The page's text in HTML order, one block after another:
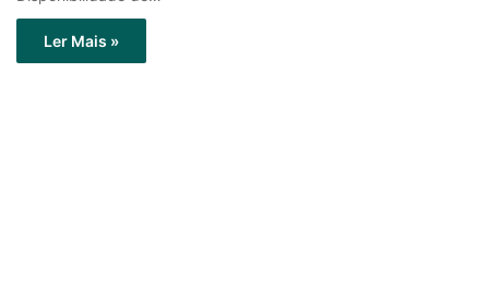
Ler Mais »